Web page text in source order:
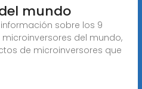
mundo
sobre los 9
del mundo,
de microinversores que